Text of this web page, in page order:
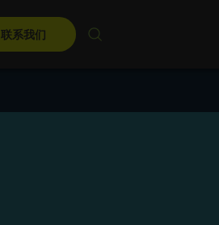
麦古利国际在中国
联系我们